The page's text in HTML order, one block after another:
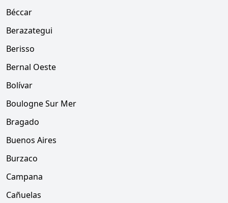
Béccar
Berazategui
Berisso
Bernal Oeste
Bolívar
Boulogne Sur Mer
Bragado
Buenos Aires
Burzaco
Campana
Cañuelas